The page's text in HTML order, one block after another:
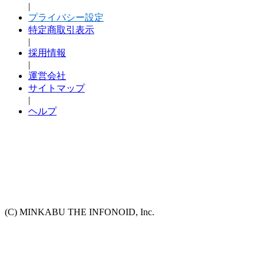
|
プライバシー設定
特定商取引表示
|
採用情報
|
運営会社
サイトマップ
|
ヘルプ
(C) MINKABU THE INFONOID, Inc.